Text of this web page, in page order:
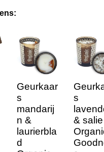
Geurkaar
s
mandarij
n &
laurierbla
d
s
& salie